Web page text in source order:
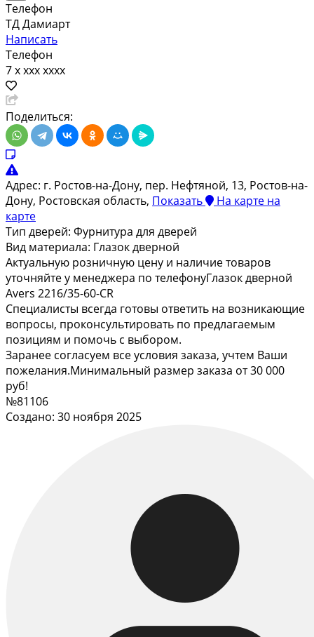
Телефон
ТД Дамиарт
Написать
Телефон
7 x xxx xxxx
Поделиться:
Адрес: г. Ростов-на-Дону, пер. Нефтяной, 13, Ростов-на-
Дону, Ростовская область, Показать На карте на
карте
Тип дверей: Фурнитура для дверей
Вид материала: Глазок дверной
Актуальную розничную цену и наличие товаров
уточняйте у менеджера по телефонуГлазок дверной
Avers 2216/35-60-CR
Специалисты всегда готовы ответить на возникающие
вопросы, проконсультировать по предлагаемым
позициям и помочь с выбором.
Заранее согласуем все условия заказа, учтем Ваши
пожелания.Минимальный размер заказа от 30 000
руб!
№81106
Создано: 30 ноября 2025